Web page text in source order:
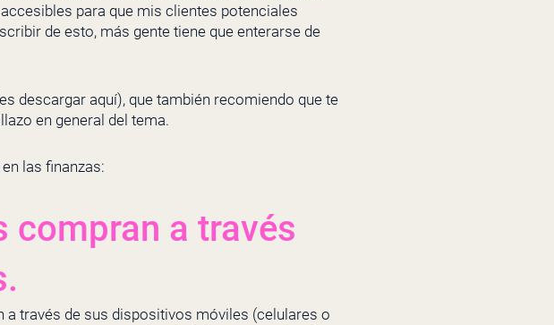
para que mis clientes potenciales
de esto, más gente tiene que enterarse de
descargar aquí), que también recomiendo que te
en general del tema.
las finanzas:
compran a través
a través de sus dispositivos móviles (celulares o